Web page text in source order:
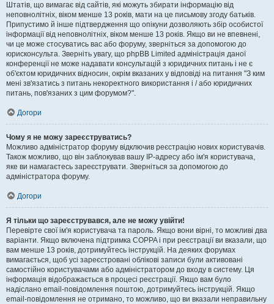
Штатів, що вимагає від сайтів, які можуть збирати інформацію від
неповнолітніх, віком менше 13 років, мати на це письмову згоду батьків.
Припустимо й інше підтвердження що опікуни дозволяють збір особистої
інформації від неповнолітніх, віком менше 13 років. Якщо ви не впевнені,
чи це може стосуватись вас або форуму, зверніться за допомогою до
юрисконсульта. Зверніть увагу, що phpBB Limited адміністрація даної
конференції не може надавати консультацій з юридичних питань і не є
об'єктом юридичних відносин, окрім вказаних у відповіді на питання "З ким
мені зв'язатись з питань некоректного використання і / або юридичних
питань, пов'язаних з цим форумом?".
Догори
Чому я не можу зареєструватись?
Можливо адміністратор форуму відключив реєстрацію нових користувачів.
Також можливо, що він заблокував вашу IP-адресу або ім'я користувача,
яке ви намагаєтесь зареєструвати. Зверніться за допомогою до
адміністратора форуму.
Догори
Я тільки що зареєструвався, але не можу увійти!
Перевірте свої ім'я користувача та пароль. Якщо вони вірні, то можливі два
варіанти. Якщо включена підтримка COPPA і при реєстрації ви вказали, що
вам менше 13 років, дотримуйтесь інструкцій. На деяких форумах
вимагається, щоб усі зареєстровані облікові записи були активовані
самостійно користувачами або адміністратором до входу в систему. Ця
інформація відображається в процесі реєстрації. Якщо вам було
надіслано email-повідомлення поштою, дотримуйтесь інструкцій. Якщо
email-повідомлення не отримано, то можливо, що ви вказали неправильну